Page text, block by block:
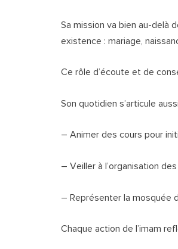
Sa mission va bien au-delà
existence : mariage,
Ce rôle d’écoute et de
Son quotidien s’articule
– Animer des cours pour
– Veiller à l’organisation
– Représenter la mosquée
Chaque action de l’imam